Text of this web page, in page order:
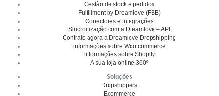
Gestão de stock e pedidos
Fulfillment by Dreamlove (FBB)
Conectores e integrações
Sincronização com a Dreamlove – API
Contrate agora a Dreamlove Dropshipping
informações sobre Woo commerce
informações sobre Shopify
A sua loja online 360º
Soluções
Dropshippers
Ecommerce